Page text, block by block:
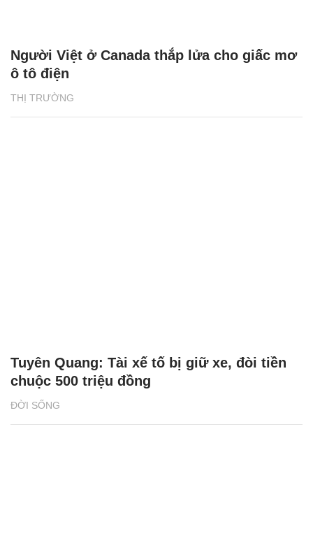
THỊ TRƯỜNG
Người Việt ở Canada thắp lửa cho giấc mơ
ô tô điện
ĐỜI SỐNG
Tuyên Quang: Tài xế tố bị giữ xe, đòi tiền
chuộc 500 triệu đồng